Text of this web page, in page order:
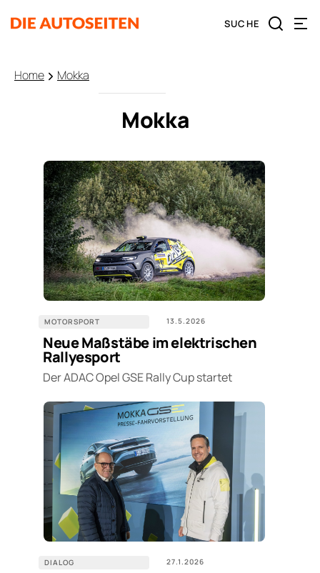
Home Mokka
Mokka
MOTORSPORT 13.5.2026
Neue Maßstäbe im elektrischen
Rallyesport
Der ADAC Opel GSE Rally Cup startet
DIALOG 27.1.2026